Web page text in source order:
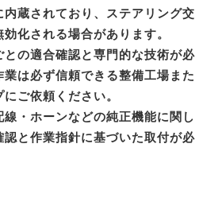
内蔵されており、ステアリング交
化される場合があります。
との適合確認と専門的な技術が必
業は必ず信頼できる整備工場また
ご依頼ください。
線・ホーンなどの純正機能に関し
認と作業指針に基づいた取付が必